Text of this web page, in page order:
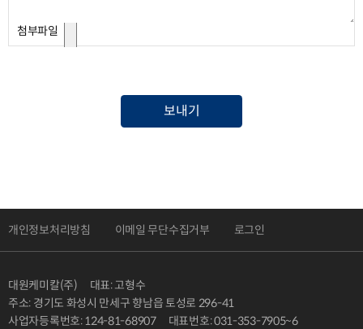
첨부파일
보내기
개인정보처리방침 이메일 무단수집거부 로그인
대원케미칼(주)
대표: 고형수
주소: 경기도 화성시 만세구 향남읍 토성로 296-41
사업자등록번호: 124-81-68907
대표번호: 031-353-7905~6